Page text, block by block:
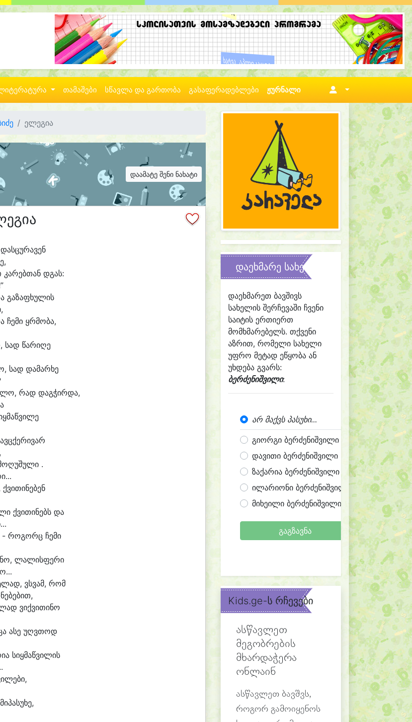
თამაშები სწავლა და გართობა გასაფერადებლები ჟურნალი
ელეგია
დაამატე შენი ნახატი
ცურავენ
კარებთან დგას:
გაზაფხულის
ჩემი ყრმობა,
წარიღე
სად დამარხე
რად დაგჭირდა,
მაწვილე
ქერივარ
ღუშული .
ქვითინებენ
ქვითინებს და
როგორც ჩემი
ლალისფერი
ლად, ვსვამ, რომ
ნებებით,
ვიქვითინო
ასე უღვთოდ
ა სიყმაწვილის
ლები,
პასუხე,
დაეხმარე სახელის შერჩევაში
დაეხმარეთ ბავშივს
სახელის შერჩევაში ჩვენი
საიტის ერთიერთ
მომხმარებელს. თქვენი
აზრით, რომელი სახელი
უფრო მეტად ეწყობა ან
უხდება გვარს:
ბერძენიშვილი:
არ მაქვს პასუხი...
გიორგი ბერძენიშვილი
დავითი ბერძენიშვილი
ზაქარია ბერძენიშვილი
ილარიონი ბერძენიშვილი
მიხეილი ბერძენიშვილი
გაგზავნა
Kids.ge-ს რჩევები
ასწავლეთ
მეგობრების
მხარდაჭერა
ონლაინ
ასწავლეთ ბავშვს,
როგორ გამოიყენოს